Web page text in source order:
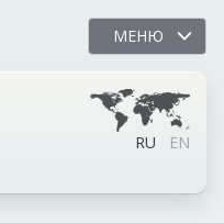
МЕНЮ
RU
EN